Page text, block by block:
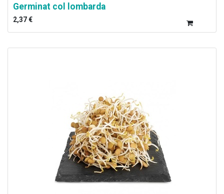
Germinat col lombarda
2,37€